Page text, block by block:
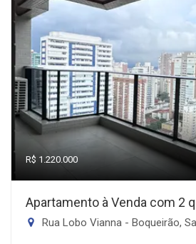
R$ 1.220.000
Apartamento à Venda com 2
Rua Lobo Vianna - Boqueirão,